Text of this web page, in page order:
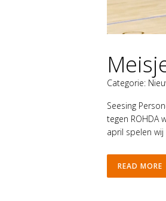
Categorie:
Seesing
tegen ROHDA
april spelen
READ MORE